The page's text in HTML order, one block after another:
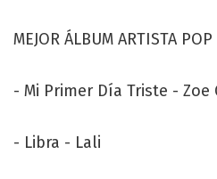
MEJOR ÁLBUM ARTISTA POP
- Mi Primer Día Triste - Zoe
- Libra - Lali